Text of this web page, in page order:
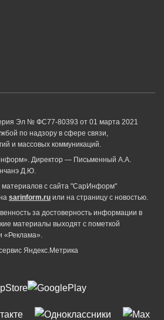
Эл № ФС77-80393 от 01 марта 2021
по надзору в сфере связи,
и массовых коммуникаций.
Директор — Письменный А.А.
Д.Ю.
с сайта "СарИнформ"
sarinform.ru или на страницу с новостью.
за достоверность информации в
материалы выходят с пометкой
«Реклама».
Яндекс.Метрика